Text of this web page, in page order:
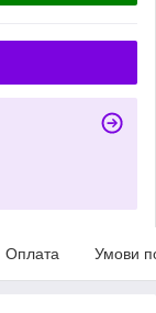
Оплата Умови